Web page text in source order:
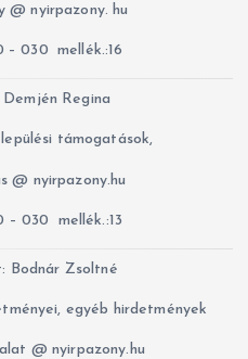
@ nyirpazony. hu
– 030 mellék.:16
Regina
támogatások,
@ nyirpazony.hu
– 030 mellék.:13
Bodnár Zsoltné
egyéb hirdetmények
@ nyirpazony.hu